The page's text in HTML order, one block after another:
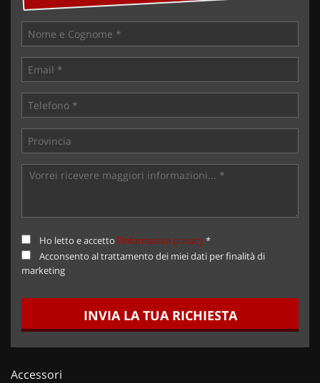
Ho letto e accetto l'informativa privacy*
Acconsento al trattamento dei miei dati per finalità di
marketing
INVIA LA TUA RICHIESTA
Accessori